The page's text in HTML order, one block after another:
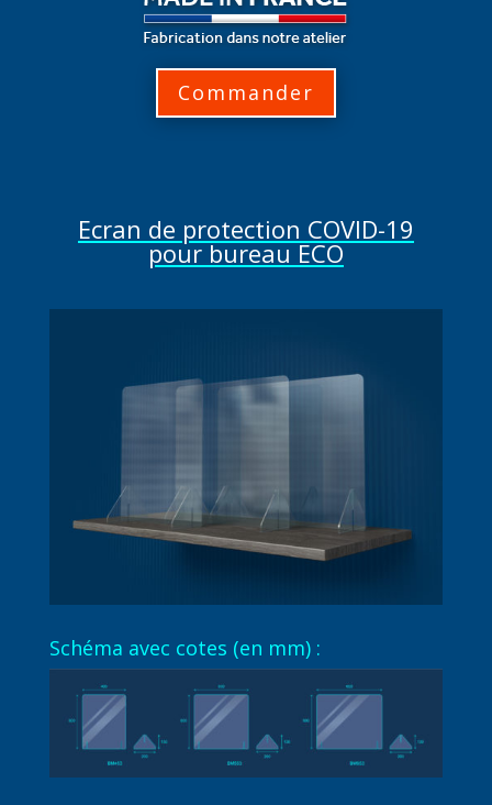
Commander
Ecran de protection COVID-19
pour bureau ECO
Schéma avec cotes (en mm) :